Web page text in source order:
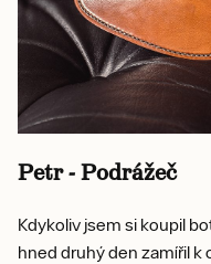
Petr - Podrážeč
Kdykoliv jsem si koupil
hned druhý den zamířil k